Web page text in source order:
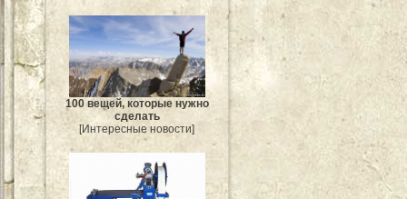
100 вещей, которые нужно
сделать
[Интересные новости]